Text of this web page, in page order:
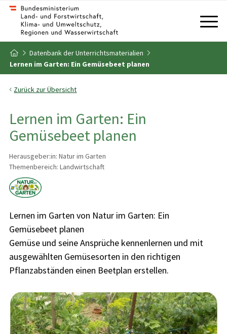
Zum Inhalt
Zum Inhaltsverzeichnis
Zur Startseite
Datenbank der Unterrichtsmaterialien
Lernen im Garten: Ein Gemüsebeet planen
Zurück zur Übersicht
Lernen im Garten: Ein
Gemüsebeet planen
Herausgeber:in: Natur im Garten
Themenbereich: Landwirtschaft
Lernen im Garten von Natur im Garten: Ein
Gemüsebeet planen
Gemüse und seine Ansprüche kennenlernen und mit
ausgewählten Gemüsesorten in den richtigen
Pflanzabständen einen Beetplan erstellen.